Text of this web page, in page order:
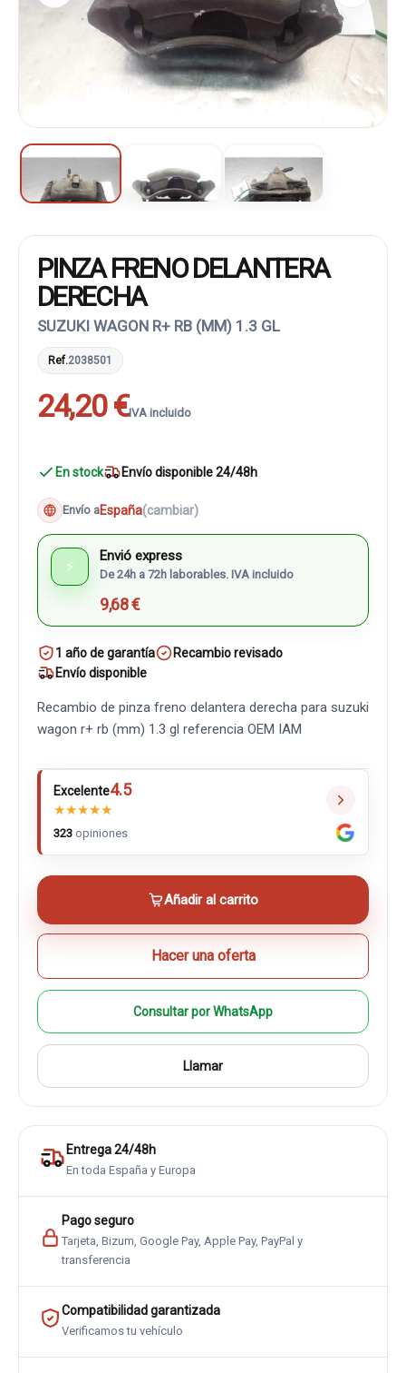
PINZA FRENO DELANTERA
DERECHA
SUZUKI WAGON R+ RB (MM) 1.3 GL
Ref.2038501
24,20 €IVA incluido
En stock Envío disponible 24/48h
Envío aEspaña(cambiar)
⚡
Envió express
De 24h a 72h laborables. IVA incluido
9,68 €
1 año de garantía
Recambio revisado
Envío disponible
Recambio de pinza freno delantera derecha para suzuki
wagon r+ rb (mm) 1.3 gl referencia OEM IAM
Excelente4.5
★★★★★
323 opiniones
Añadir al carrito
Hacer una oferta
Consultar por WhatsApp
Llamar
Entrega 24/48h
En toda España y Europa
Pago seguro
Tarjeta, Bizum, Google Pay, Apple Pay, PayPal y
transferencia
Compatibilidad garantizada
Verificamos tu vehículo